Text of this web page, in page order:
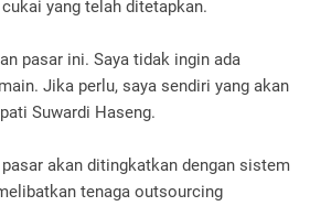
yang telah ditetapkan.
pasar ini. Saya tidak ingin ada
Jika perlu, saya sendiri yang akan
Suwardi Haseng.
akan ditingkatkan dengan sistem
tenaga outsourcing